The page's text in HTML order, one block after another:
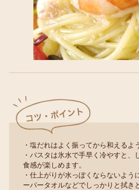
・塩だれはよく振ってから和えるよ
・パスタは氷水で手早く冷やすと、
食感が楽しめます。
・仕上がりが水っぽくならないよう
ーパータオルなどでしっかりと拭き